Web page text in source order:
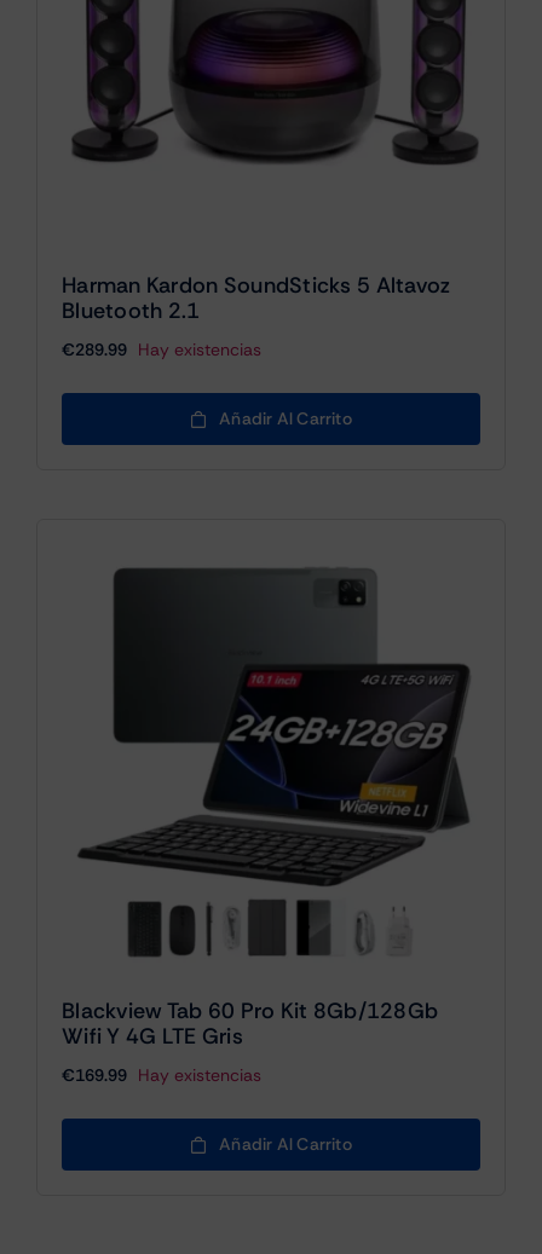
Harman Kardon SoundSticks 5 Altavoz
Bluetooth 2.1
€289.99 Hay existencias
Añadir Al Carrito
Blackview Tab 60 Pro Kit 8Gb/128Gb
Wifi Y 4G LTE Gris
€169.99 Hay existencias
Añadir Al Carrito